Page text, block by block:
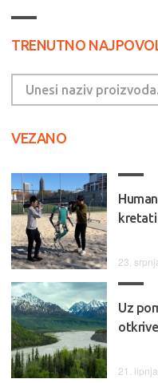
TRENUTNO
VEZANO
kretati
23.
Uz
21.